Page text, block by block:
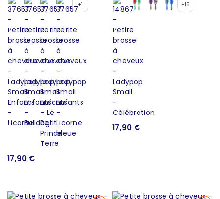
+1
17,90 €
+15
17,90 €